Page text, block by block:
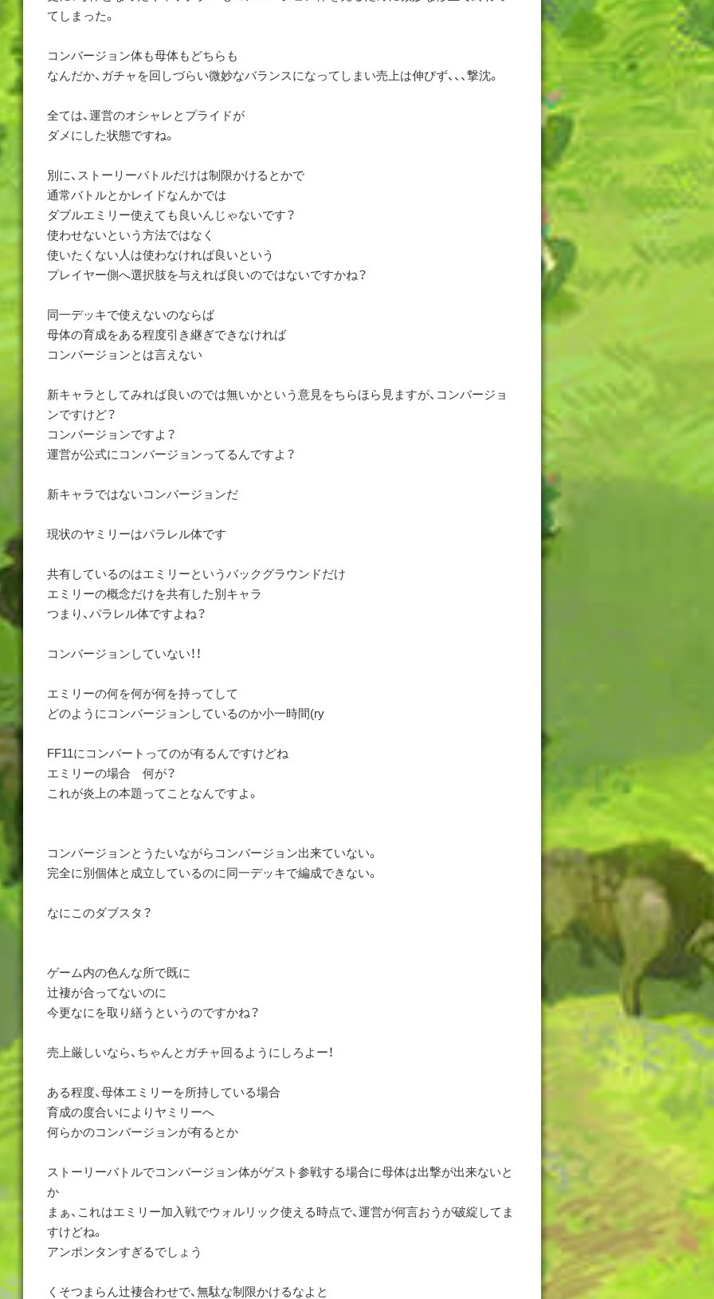
てしまった。
コンバージョン体も母体もどちらも
なんだか、ガチャを回しづらい微妙なバランスになってしまい売上は伸びず、、、撃沈。
全ては、運営のオシャレとプライドが
ダメにした状態ですね。
別に、ストーリーバトルだけは制限かけるとかで
通常バトルとかレイドなんかでは
ダブルエミリー使えても良いんじゃないです？
使わせないという方法ではなく
使いたくない人は使わなければ良いという
プレイヤー側へ選択肢を与えれば良いのではないですかね？
同一デッキで使えないのならば
母体の育成をある程度引き継ぎできなければ
コンバージョンとは言えない
新キャラとしてみれば良いのでは無いかという意見をちらほら見ますが、コンバージョ
ンですけど？
コンバージョンですよ？
運営が公式にコンバージョンってるんですよ？
新キャラではないコンバージョンだ
現状のヤミリーはパラレル体です
共有しているのはエミリーというバックグラウンドだけ
エミリーの概念だけを共有した別キャラ
つまり、パラレル体ですよね？
コンバージョンしていない！！
エミリーの何を何が何を持ってして
どのようにコンバージョンしているのか小一時間(ry
FF11にコンバートってのが有るんですけどね
エミリーの場合 何が？
これが炎上の本題ってことなんですよ。
コンバージョンとうたいながらコンバージョン出来ていない。
完全に別個体と成立しているのに同一デッキで編成できない。
なにこのダブスタ？
ゲーム内の色んな所で既に
辻褄が合ってないのに
今更なにを取り繕うというのですかね？
売上厳しいなら、ちゃんとガチャ回るようにしろよー！
ある程度、母体エミリーを所持している場合
育成の度合いによりヤミリーへ
何らかのコンバージョンが有るとか
ストーリーバトルでコンバージョン体がゲスト参戦する場合に母体は出撃が出来ないと
か
まぁ、これはエミリー加入戦でウォルリック使える時点で、運営が何言おうが破綻してま
すけどね。
アンポンタンすぎるでしょう
くそつまらん辻褄合わせで、無駄な制限かけるなよと